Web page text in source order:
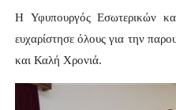
H Υφυπουργός Εσωτερικών
ευχαρίστησε όλους για την
και Καλή Χρονιά.